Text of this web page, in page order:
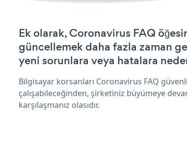
Ek olarak, Coronavirus FAQ
güncellemek daha fazla zaman
yeni sorunlara veya hatalara
Bilgisayar korsanları Coronavirus FAQ
çalışabileceğinden, şirketiniz büyümeye
karşılaşmanız olasıdır.